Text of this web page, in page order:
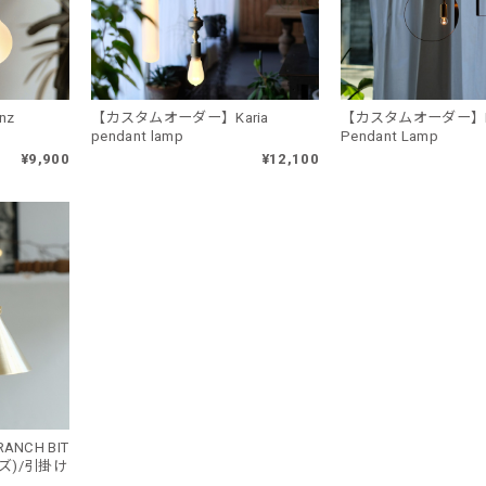
¥9,900
【カスタムオーダー】Karia
pendant lamp
¥12,100
【カスタムオーダー
Pendant Lamp
BIT
)/引掛け